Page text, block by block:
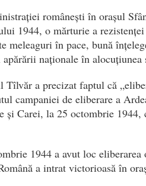
românești în orașul
1944, o mărturie a
meleaguri în pace, bună
naționale în alocuțiunea
Tîlvăr a precizat faptul că
campaniei de eliberare a
și Carei, la 25 octombrie
1944 a avut loc
a intrat victorioasă în